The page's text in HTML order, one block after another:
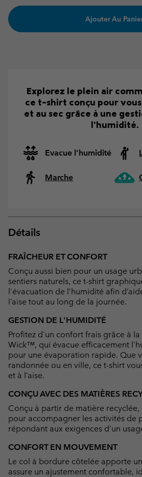
Ajouter Au
Explorez le plein air
ce t-shirt conçu pour vous
et au sec grâce à une
l’humidité.
Evacue l'humidité
Marche
Détails
FRAÎCHEUR ET CONFORT
Conçu aussi bien pour un usage
sentiers naturels, ce t-shirt
l’évacuation de l’humidité afin
l’aise tout au long de la journée.
GESTION DE L'HUMIDITÉ
Profitez d’un confort frais grâce à
Wick™, qui évacue efficacement
pour une évaporation rapide. Que
randonnée ou en ville, ce t-shirt
et à l’aise.
CONÇU AVEC DES MATIÈRES
Conçu à partir de matière recyclée,
pour accompagner les activités de
répondant aux exigences d’un
CONFORT EN MOUVEMENT
Le col à bordure côtelée apporte
assure un ajustement confortable,